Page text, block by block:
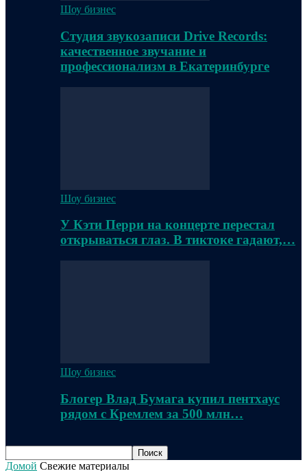
Шоу бизнес
Студия звукозаписи Drive Records:
качественное звучание и
профессионализм в Екатеринбурге
Шоу бизнес
У Кэти Перри на концерте перестал
открываться глаз. В тиктоке гадают,…
Шоу бизнес
Блогер Влад Бумага купил пентхаус
рядом с Кремлем за 500 млн…
Домой Свежие материалы